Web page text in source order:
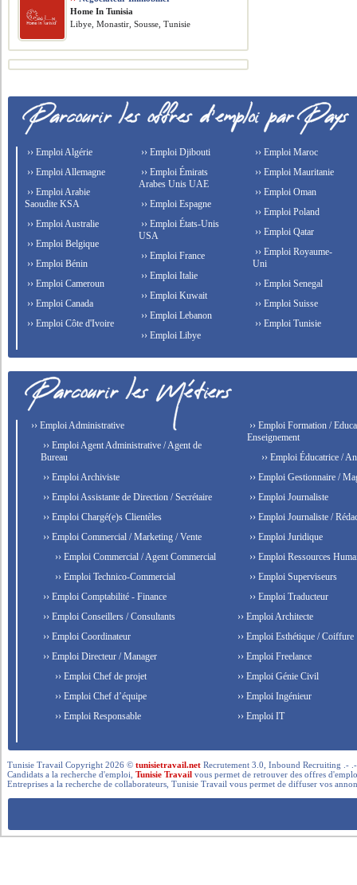
Home In Tunisia
Libye, Monastir, Sousse, Tunisie
›› Emploi Algérie
›› Emploi Allemagne
›› Emploi Arabie
Saoudite KSA
›› Emploi Australie
›› Emploi Belgique
›› Emploi Bénin
›› Emploi Cameroun
›› Emploi Canada
›› Emploi Côte d'Ivoire
›› Emploi Djibouti
›› Emploi Émirats
Arabes Unis UAE
›› Emploi Espagne
›› Emploi États-Unis
USA
›› Emploi France
›› Emploi Italie
›› Emploi Kuwait
›› Emploi Lebanon
›› Emploi Libye
›› Emploi Maroc
›› Emploi Mauritanie
›› Emploi Oman
›› Emploi Poland
›› Emploi Qatar
›› Emploi Royaume-
Uni
›› Emploi Senegal
›› Emploi Suisse
›› Emploi Tunisie
›› Emploi Administrative
›› Emploi Agent Administrative / Agent de
Bureau
›› Emploi Archiviste
›› Emploi Assistante de Direction / Secrétaire
›› Emploi Chargé(e)s Clientèles
›› Emploi Commercial / Marketing / Vente
›› Emploi Commercial / Agent Commercial
›› Emploi Technico-Commercial
›› Emploi Comptabilité - Finance
›› Emploi Conseillers / Consultants
›› Emploi Coordinateur
›› Emploi Directeur / Manager
›› Emploi Chef de projet
›› Emploi Chef d’équipe
›› Emploi Responsable
›› Emploi Formation /
Enseignement
›› Emploi Éducatrice /
›› Emploi Gestionnaire /
›› Emploi Journaliste
›› Emploi Journaliste /
›› Emploi Juridique
›› Emploi Ressources
›› Emploi Superviseurs
›› Emploi Traducteur
›› Emploi Architecte
›› Emploi Esthétique / Coiffure
›› Emploi Freelance
›› Emploi Génie Civil
›› Emploi Ingénieur
›› Emploi IT
Tunisie Travail Copyright 2026 ©tunisietravail.net Recrutement 3.0, Inbound Recruiting .-
Candidats a la recherche d'emploi,Tunisie Travail vous permet de retrouver des offres
Entreprises a la recherche de collaborateurs, Tunisie Travail vous permet de diffuser vos